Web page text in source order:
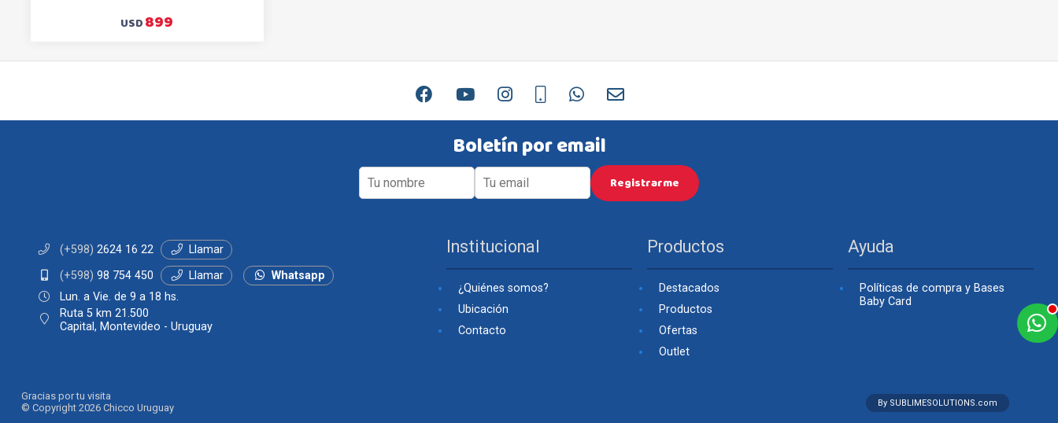
USD899
Boletín por email
(+598) 2624 16 22
Llamar
(+598) 98 754 450 Llamar
Whatsapp
Lun. a Vie. de 9 a 18 hs.
Ruta 5 km 21.500
Capital, Montevideo - Uruguay
Institucional
¿Quiénes somos?
Ubicación
Contacto
Productos
Destacados
Productos
Ofertas
Outlet
Ayuda
Políticas de compra y Bases
Baby Card
Gracias por tu visita
© Copyright 2026 Chicco Uruguay By SUBLIMESOLUTIONS.com